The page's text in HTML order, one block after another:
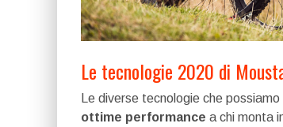
Le tecnologie 2020 di
Le diverse tecnologie che
ottime performance a chi monta